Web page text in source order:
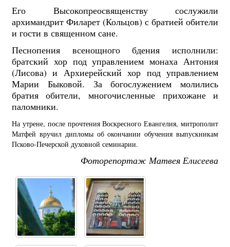
Его Высокопреосвященству сослужили
архимандрит Филарет (Кольцов) с братией обители
и гости в священном сане.
Песнопения всенощного бдения исполнили:
братский хор под управлением монаха Антония
(Лисова) и Архиерейский хор под управлением
Марии Быковой. За богослужением молились
братия обители, многочисленные прихожане и
паломники.
На утрене, после прочтения Воскресного Евангелия, митрополит
Матфей вручил дипломы об окончании обучения выпускникам
Псково-Печерской духовной семинарии.
Фоторепортаж Матвея Елисеева